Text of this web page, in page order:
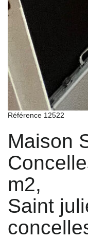
Référence 12522
Maison
m2,
Saint